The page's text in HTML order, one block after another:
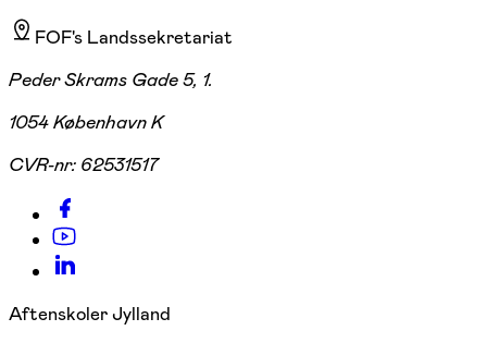
FOF's Landssekretariat
Peder Skrams Gade 5, 1.
1054 København K
CVR-nr: 62531517
Aftenskoler Jylland